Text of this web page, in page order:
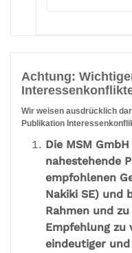
Achtung:
Wir weisen ausdrücklich
Publikation
Die MSM
nahestehende
empfohlenen
Nakiki SE) und
Rahmen und
Empfehlung zu
eindeutiger